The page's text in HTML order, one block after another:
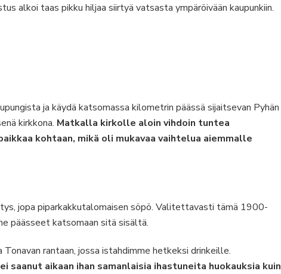
alkoi taas pikku hiljaa siirtyä vatsasta ympäröivään kaupunkiin.
ja käydä katsomassa kilometrin päässä sijaitsevan Pyhän
kirkkona. Matkalla kirkolle aloin vihdoin tuntea
kohtaan, mikä oli mukavaa vaihtelua aiemmalle
jopa piparkakkutalomaisen söpö. Valitettavasti tämä 1900-
päässeet katsomaan sitä sisältä.
rantaan, jossa istahdimme hetkeksi drinkeille.
aikaan ihan samanlaisia ihastuneita huokauksia kuin